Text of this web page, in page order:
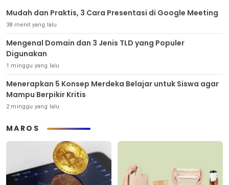
Mudah dan Praktis, 3 Cara Presentasi di Google Meeting
38 menit yang lalu
Mengenal Domain dan 3 Jenis TLD yang Populer
Digunakan
1 minggu yang lalu
Menerapkan 5 Konsep Merdeka Belajar untuk Siswa agar
Mampu Berpikir Kritis
2 minggu yang lalu
MAROS